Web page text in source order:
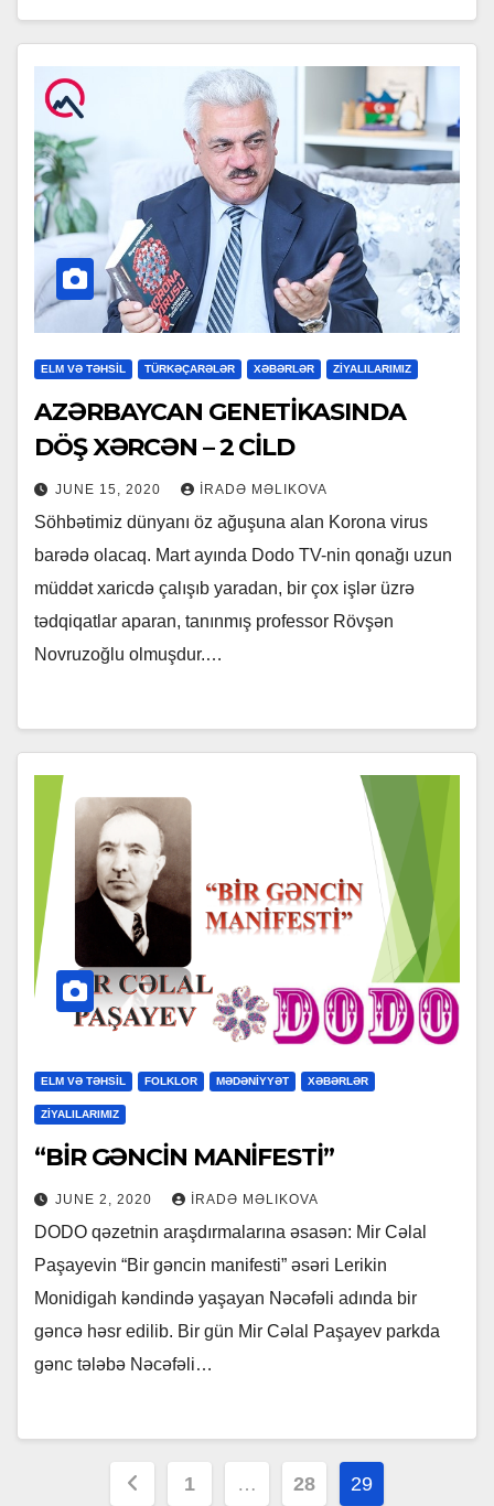
ELM VƏ TƏHSİL TÜRKƏÇARƏLƏR XƏBƏRLƏR ZİYALILARIMIZ
AZƏRBAYCAN GENETİKASINDA
DÖŞ XƏRCƏN – 2 CİLD
JUNE 15, 2020 İRADƏ MƏLIKOVA
Söhbətimiz dünyanı öz ağuşuna alan Korona virus
barədə olacaq. Mart ayında Dodo TV-nin qonağı uzun
müddət xaricdə çalışıb yaradan, bir çox işlər üzrə
tədqiqatlar aparan, tanınmış professor Rövşən
Novruzoğlu olmuşdur.…
ELM VƏ TƏHSİL FOLKLOR MƏDƏNİYYƏT XƏBƏRLƏR
ZİYALILARIMIZ
“BİR GƏNCİN MANİFESTİ”
JUNE 2, 2020 İRADƏ MƏLIKOVA
DODO qəzetnin araşdırmalarına əsasən: Mir Cəlal
Paşayevin “Bir gəncin manifesti” əsəri Lerikin
Monidigah kəndində yaşayan Nəcəfəli adında bir
gəncə həsr edilib. Bir gün Mir Cəlal Paşayev parkda
gənc tələbə Nəcəfəli…
Posts
1 … 28 29